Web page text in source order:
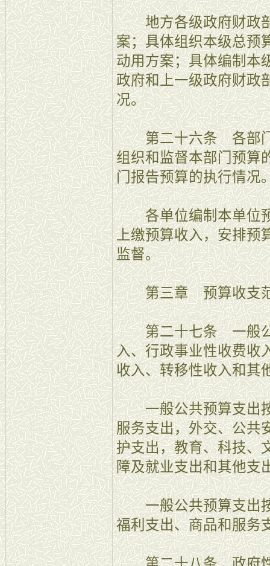
地方各级政府财政部
案；具体组织本级总预
动用方案；具体编制本
政府和上一级政府财政
况。
第二十六条 各部门
组织和监督本部门预算
门报告预算的执行情况
各单位编制本单位预
上缴预算收入，安排预
监督。
第三章 预算收支
第二十七条 一般公
入、行政事业性收费收
收入、转移性收入和其
一般公共预算支出按
服务支出，外交、公共
护支出，教育、科技、
障及就业支出和其他支
一般公共预算支出按
福利支出、商品和服务